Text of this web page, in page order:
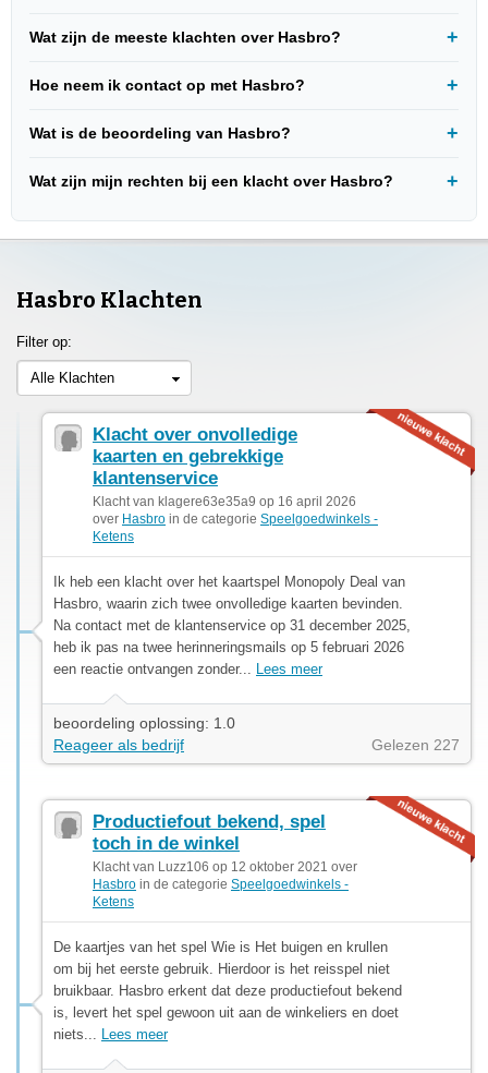
Wat zijn de meeste klachten over Hasbro?
Hoe neem ik contact op met Hasbro?
Wat is de beoordeling van Hasbro?
Wat zijn mijn rechten bij een klacht over Hasbro?
Hasbro Klachten
Filter op:
Alle Klachten
Klacht over onvolledige
kaarten en gebrekkige
klantenservice
Klacht van klagere63e35a9 op 16 april 2026
over Hasbro in de categorie Speelgoedwinkels -
Ketens
Ik heb een klacht over het kaartspel Monopoly Deal van
Hasbro, waarin zich twee onvolledige kaarten bevinden.
Na contact met de klantenservice op 31 december 2025,
heb ik pas na twee herinneringsmails op 5 februari 2026
een reactie ontvangen zonder... Lees meer
beoordeling oplossing: 1.0
Reageer als bedrijf
Gelezen 227
Productiefout bekend, spel
toch in de winkel
Klacht van Luzz106 op 12 oktober 2021 over
Hasbro in de categorie Speelgoedwinkels -
Ketens
De kaartjes van het spel Wie is Het buigen en krullen
om bij het eerste gebruik. Hierdoor is het reisspel niet
bruikbaar. Hasbro erkent dat deze productiefout bekend
is, levert het spel gewoon uit aan de winkeliers en doet
niets... Lees meer